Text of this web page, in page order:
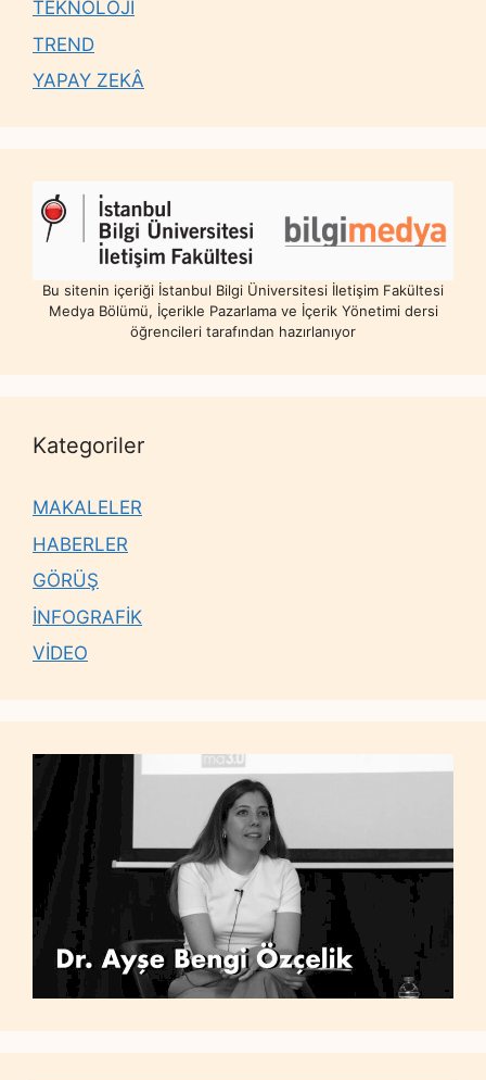
TEKNOLOJİ
TREND
YAPAY ZEKÂ
Bu sitenin içeriği İstanbul Bilgi Üniversitesi İletişim Fakültesi
Medya Bölümü, İçerikle Pazarlama ve İçerik Yönetimi dersi
öğrencileri tarafından hazırlanıyor
Kategoriler
MAKALELER
HABERLER
GÖRÜŞ
İNFOGRAFİK
VİDEO